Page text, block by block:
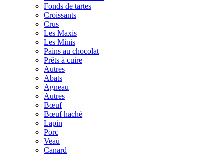
Fonds de tartes
Croissants
Crus
Les Maxis
Les Minis
Pains au chocolat
Prêts à cuire
Autres
Abats
Agneau
Autres
Bœuf
Bœuf haché
Lapin
Porc
Veau
Canard